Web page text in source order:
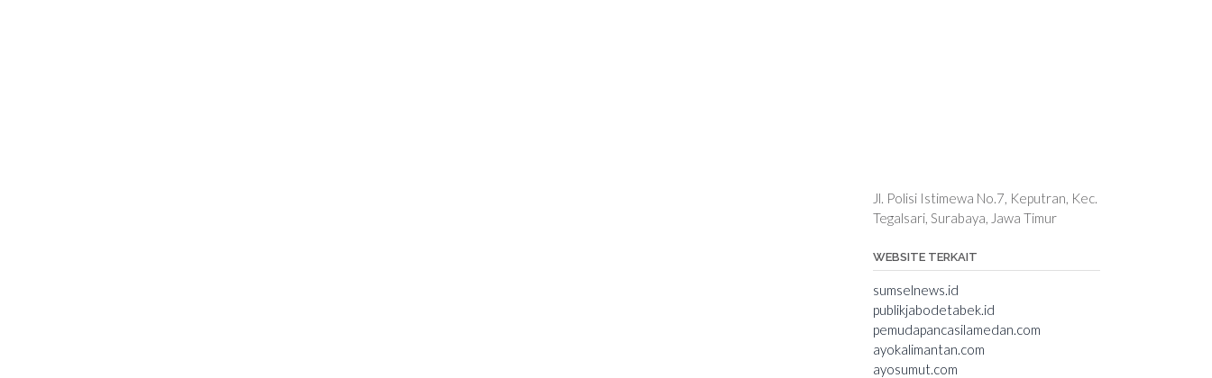
Jl. Polisi Istimewa No.7, Keputran, Kec.
Tegalsari, Surabaya, Jawa Timur
WEBSITE TERKAIT
sumselnews.id
publikjabodetabek.id
pemudapancasilamedan.com
ayokalimantan.com
ayosumut.com